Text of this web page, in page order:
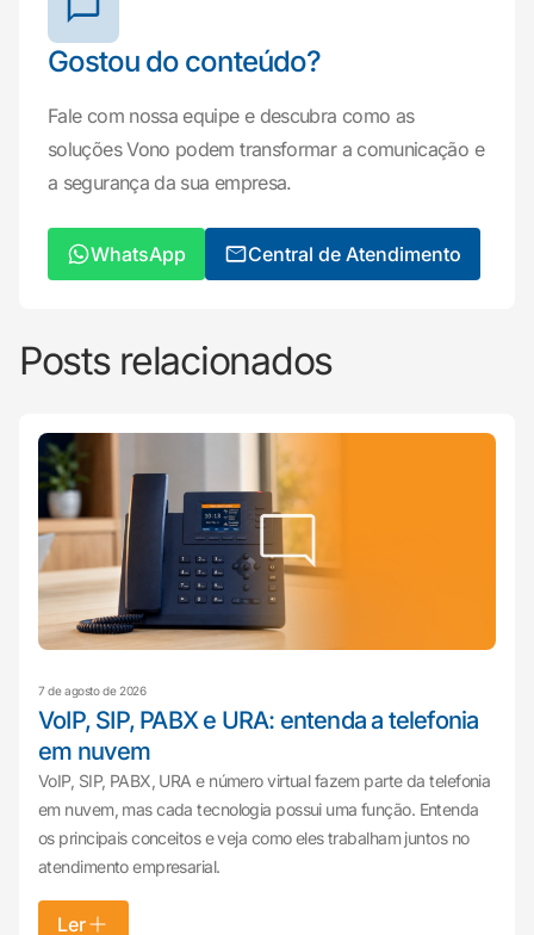
Gostou do conteúdo?
Fale com nossa equipe e descubra como as
soluções Vono podem transformar a comunicação e
a segurança da sua empresa.
WhatsApp Central de Atendimento
Posts relacionados
7 de agosto de 2026
VoIP, SIP, PABX e URA: entenda a telefonia
em nuvem
VoIP, SIP, PABX, URA e número virtual fazem parte da telefonia
em nuvem, mas cada tecnologia possui uma função. Entenda
os principais conceitos e veja como eles trabalham juntos no
atendimento empresarial.
Ler